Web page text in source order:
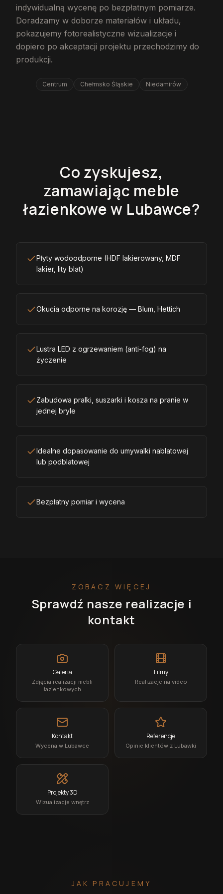
indywidualną wycenę po bezpłatnym pomiarze.
Doradzamy w doborze materiałów i układu,
pokazujemy fotorealistyczne wizualizacje i
dopiero po akceptacji projektu przechodzimy do
produkcji.
Centrum Chełmsko Śląskie Niedamirów
Co zyskujesz,
zamawiając meble
łazienkowe w Lubawce?
Płyty wodoodporne (HDF lakierowany, MDF
lakier, lity blat)
Okucia odporne na korozję — Blum, Hettich
Lustra LED z ogrzewaniem (anti-fog) na
życzenie
Zabudowa pralki, suszarki i kosza na pranie w
jednej bryle
Idealne dopasowanie do umywalki nablatowej
lub podblatowej
Bezpłatny pomiar i wycena
ZOBACZ WIĘCEJ
Sprawdź nasze realizacje i
kontakt
Galeria
Zdjęcia realizacji mebli
łazienkowych
Filmy
Realizacje na video
Kontakt
Wycena w Lubawce
Referencje
Opinie klientów z Lubawki
Projekty 3D
Wizualizacje wnętrz
JAK PRACUJEMY